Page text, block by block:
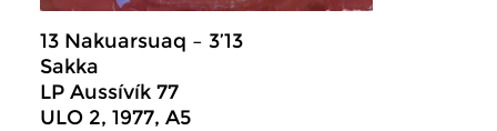
13 Nakuarsuaq – 3’13
Sakka
LP Aussívík 77
ULO 2, 1977, A5